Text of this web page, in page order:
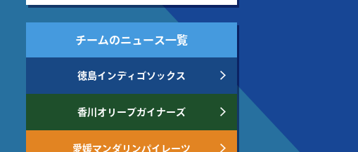
チームのニュース一覧
徳島インディゴソックス
香川オリーブガイナーズ
愛媛マンダリンパイレーツ